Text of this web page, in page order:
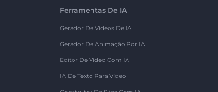
Ferramentas De IA
Gerador De Vídeos De IA
Gerador De Animação Por IA
Editor De Vídeo Com IA
IA De Texto Para Vídeo